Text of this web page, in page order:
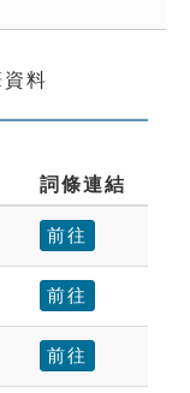
料
詞條連結
前往
前往
前往